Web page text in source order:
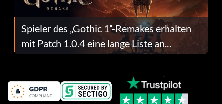
Spieler des „Gothic 1“-Remakes erhalten
mit Patch 1.0.4 eine lange Liste an
Fehlerbehebungen